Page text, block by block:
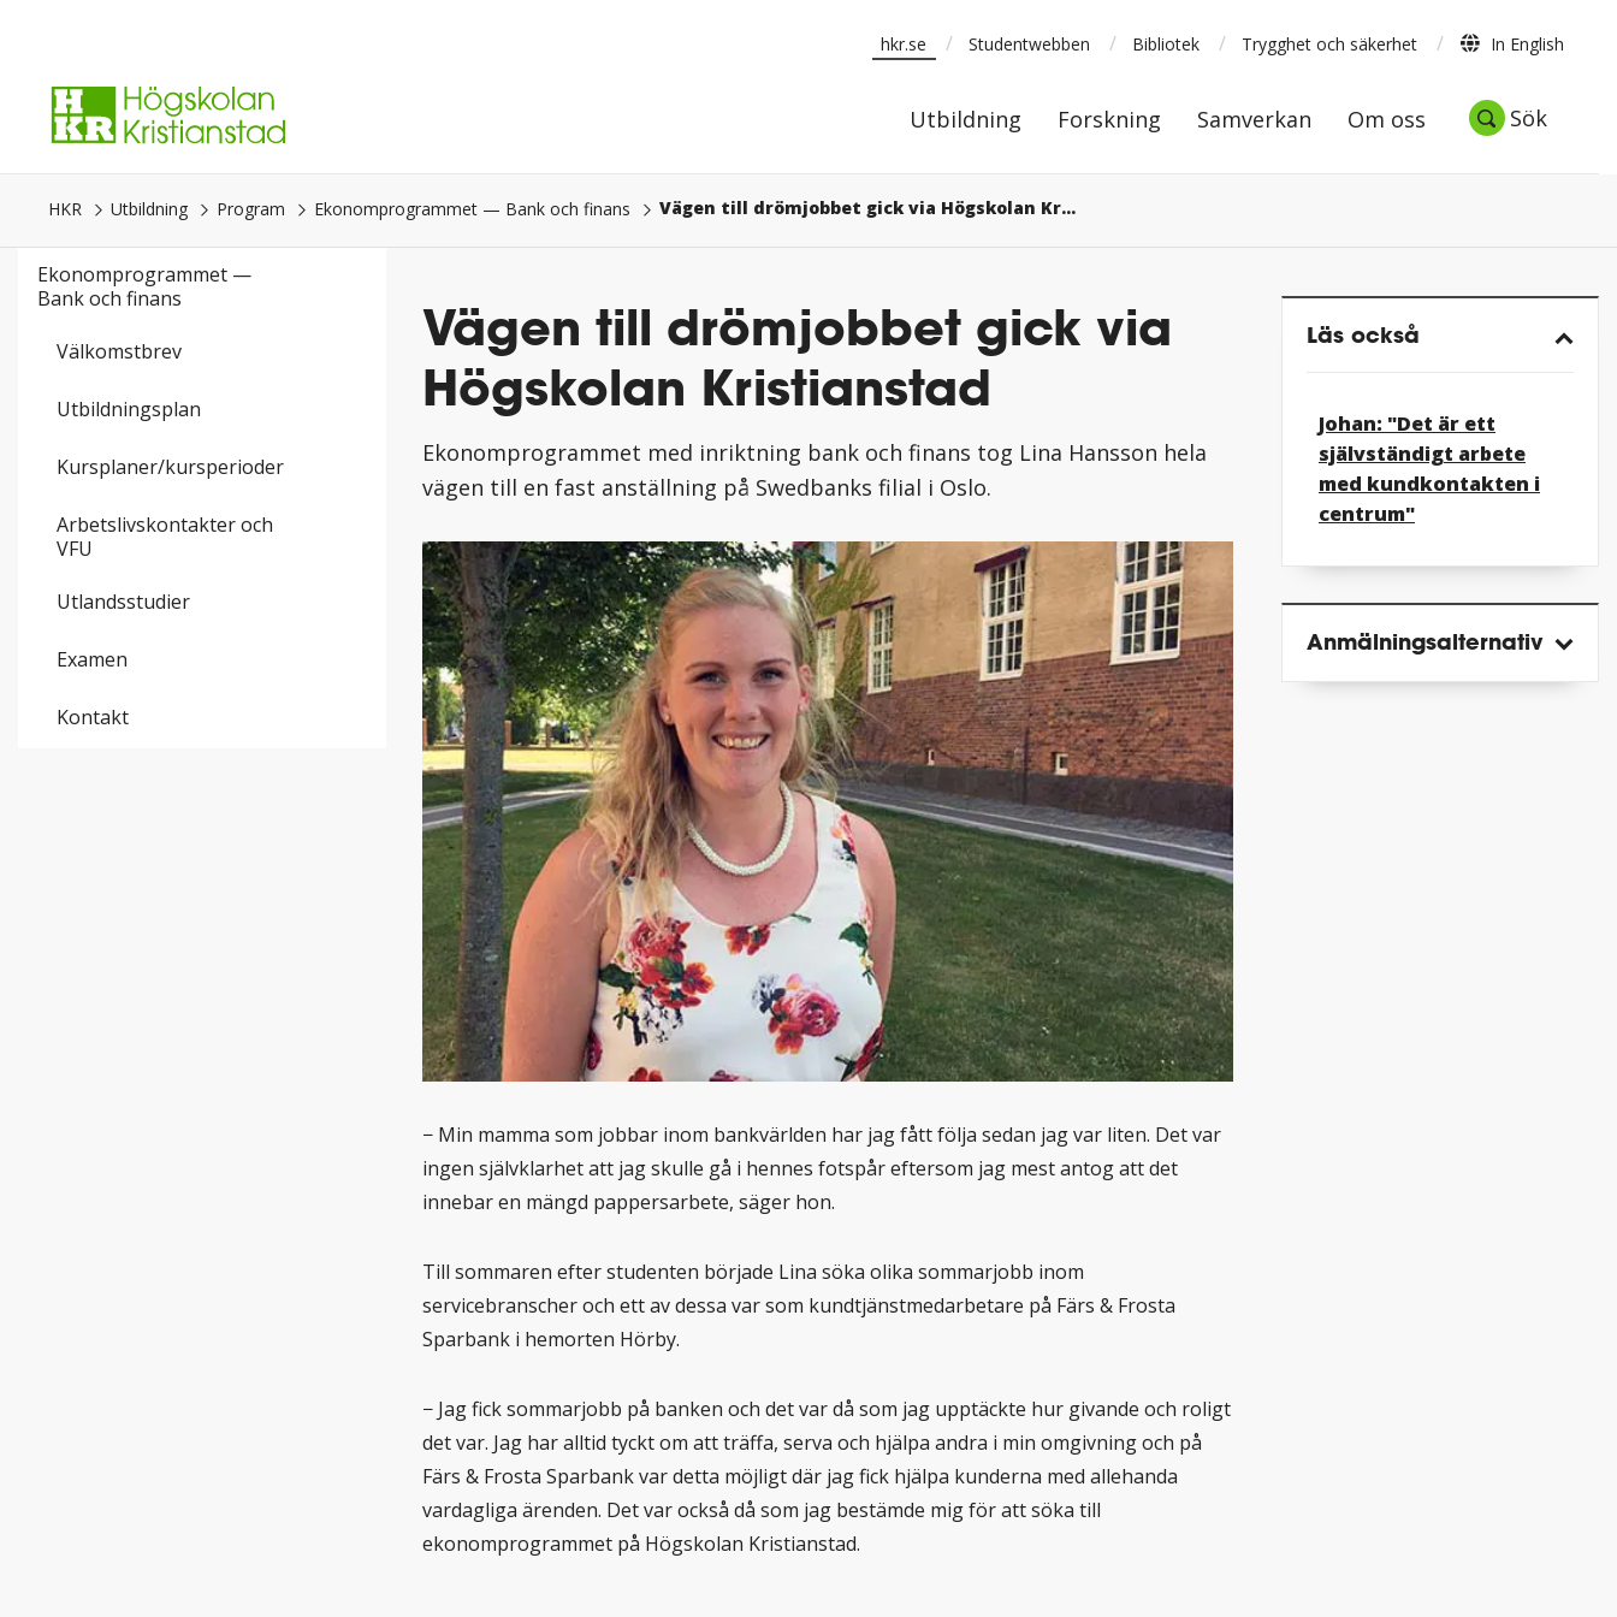
innehåll.
hkr.se / Studentwebben / Bibliotek / Trygghet och säkerhet / In English
Utbildning Forskning Samverkan Om oss Sök
Utbildning Forskning Samverkan Om oss Sök
HKR Utbildning Program Ekonomprogrammet — Bank och finans Vägen till drömjobbet gick via Högskolan Kristianstad
Ekonomprogrammet —
Bank och finans
Välkomstbrev
Utbildningsplan
Kursplaner/kursperioder
Arbetslivskontakter och
VFU
Utlandsstudier
Examen
Kontakt
Vägen till drömjobbet gick via
Högskolan Kristianstad
Ekonomprogrammet med inriktning bank och finans tog Lina Hansson hela
vägen till en fast anställning på Swedbanks filial i Oslo.
− Min mamma som jobbar inom bankvärlden har jag fått följa sedan jag var liten. Det var
ingen självklarhet att jag skulle gå i hennes fotspår eftersom jag mest antog att det
innebar en mängd pappersarbete, säger hon.
Till sommaren efter studenten började Lina söka olika sommarjobb inom
servicebranscher och ett av dessa var som kundtjänstmedarbetare på Färs & Frosta
Sparbank i hemorten Hörby.
− Jag fick sommarjobb på banken och det var då som jag upptäckte hur givande och roligt
det var. Jag har alltid tyckt om att träffa, serva och hjälpa andra i min omgivning och på
Färs & Frosta Sparbank var detta möjligt där jag fick hjälpa kunderna med allehanda
vardagliga ärenden. Det var också då som jag bestämde mig för att söka till
ekonomprogrammet på Högskolan Kristianstad.
Läs också
Johan: "Det är ett
självständigt arbete
med kundkontakten i
centrum"
Anmälnings­alternativ